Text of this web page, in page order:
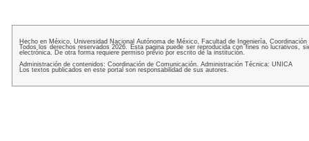
Hecho en México, Universidad Nacional Autónoma de México, Facultad de Ingeniería,
Todos los derechos reservados 2026. Esta pagina puede ser reproducida con fines no lucrativos,
electrónica. De otra forma requiere permiso previo por escrito de la institución.
Administración de contenidos: Coordinación de Comunicación. Administración Técnica: UNICA
Los textos publicados en este portal son responsabilidad de sus autores.